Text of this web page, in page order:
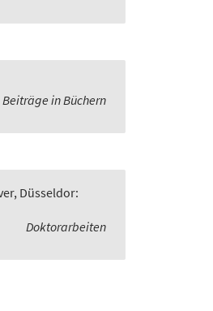
Beiträge in Büchern
Düsseldor:
Doktorarbeiten